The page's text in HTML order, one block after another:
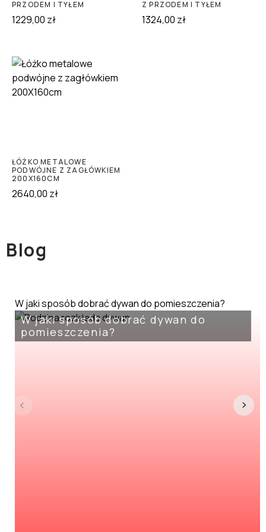
PRZODEM I TYŁEM
1229,00 zł
Z PRZODEM I TYŁEM
1324,00 zł
ŁÓŻKO METALOWE
PODWÓJNE Z ZAGŁÓWKIEM
200X160CM
2640,00 zł
Blog
W jaki sposób dobrać dywan do pomieszczenia?
W jaki sposób dobrać dywan do
pomieszczenia?